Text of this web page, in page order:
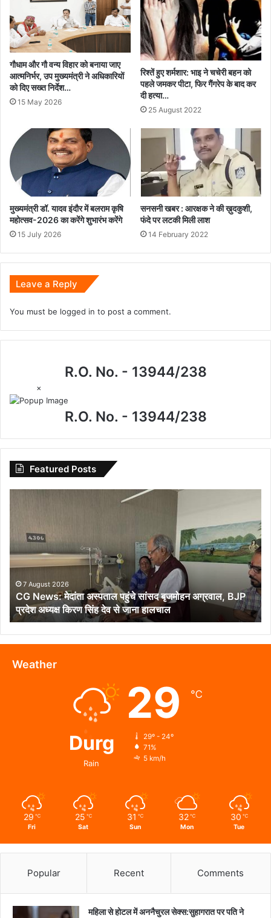
गौधाम और गौ वन्य विहार को बनाया जाए
आत्मनिर्भर, उप मुख्यमंत्री ने अधिकारियों
को दिए सख्त निर्देश…
15 May 2026
रिश्तें हुए शर्मशार: भाइ ने चचेरी बहन को
पहले जमकर पीटा, फिर गैंगरेप के बाद कर
दी हत्या…
25 August 2022
मुख्यमंत्री डॉ. यादव इंदौर में बलराम कृषि
महोत्सव-2026 का करेंगे शुभारंभ करेंगे
15 July 2026
सनसनी खबर : आरक्षक ने की ख़ुदकुशी,
फंदे पर लटकी मिली लाश
14 February 2022
Leave a Reply
You must be logged in to post a comment.
R.O. No. - 13944/238
×
R.O. No. - 13944/238
Featured Posts
अस्पताल
पहुंचे
सांसद
बृजमोहन
अग्रवाल,
BJP
प्रदेश
अध्यक्ष
किरण
सिंह
देव
7 August 2026
CG News: मेदांता अस्पताल पहुंचे सांसद बृजमोहन अग्रवाल, BJP
प्रदेश अध्यक्ष किरण सिंह देव से जाना हालचाल
Weather
Durg
Rain
29 ℃
29º - 24º
71%
5 km/h
29 ℃
Fri
25 ℃
Sat
31 ℃
Sun
32 ℃
Mon
30 ℃
Tue
Popular Recent Comments
महिला से होटल में अननैचुरल सेक्स:सुहागरात पर पति ने